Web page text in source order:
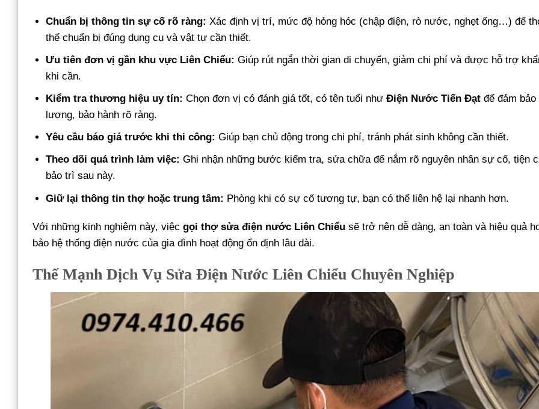
Chuẩn bị thông tin sự cố rõ ràng: Xác định vị trí, mức độ hỏng hóc (chập điện, rò nước, nghẹt ống…) để
thể chuẩn bị đúng dụng cụ và vật tư cần thiết.
Ưu tiên đơn vị gần khu vực Liên Chiểu: Giúp rút ngắn thời gian di chuyển, giảm chi phí và được hỗ trợ
khi cần.
Kiểm tra thương hiệu uy tín: Chọn đơn vị có đánh giá tốt, có tên tuổi nhưĐiện Nước Tiến Đạt để đảm bảo
lượng, bảo hành rõ ràng.
Yêu cầu báo giá trước khi thi công: Giúp bạn chủ động trong chi phí, tránh phát sinh không cần thiết.
Theo dõi quá trình làm việc: Ghi nhận những bước kiểm tra, sửa chữa để nắm rõ nguyên nhân sự cố, tiện
bảo trì sau này.
Giữ lại thông tin thợ hoặc trung tâm: Phòng khi có sự cố tương tự, bạn có thể liên hệ lại nhanh hơn.
Với những kinh nghiệm này, việc gọi thợ sửa điện nước Liên Chiểu sẽ trở nên dễ dàng, an toàn và hiệu quả
bảo hệ thống điện nước của gia đình hoạt động ổn định lâu dài.
Thế Mạnh Dịch Vụ Sửa Điện Nước Liên Chiểu Chuyên Nghiệp